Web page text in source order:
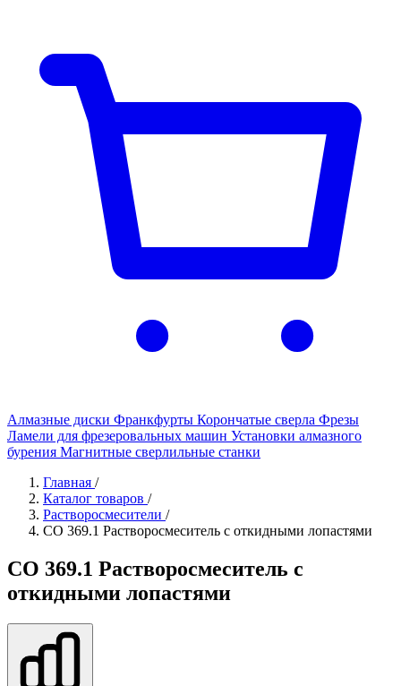
Алмазные диски Франкфурты Корончатые сверла Фрезы
Ламели для фрезеровальных машин Установки алмазного
бурения Магнитные сверлильные станки
Главная /
Каталог товаров /
Растворосмесители /
СО 369.1 Растворосмеситель с откидными лопастями
СО 369.1 Растворосмеситель с
откидными лопастями